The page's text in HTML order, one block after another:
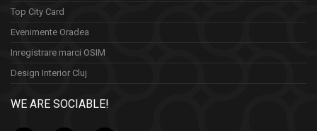
Top City Card
Evenimente Oradea
Inregistrare marci OSIM
Design Interior Cluj
WE ARE SOCIABLE!